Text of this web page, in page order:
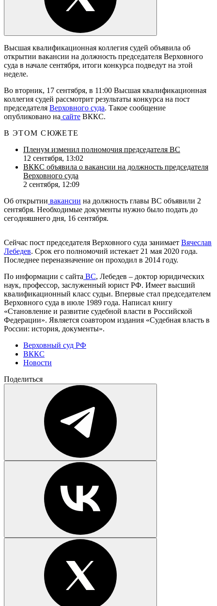
Высшая квалификационная коллегия судей объявила об
открытии вакансии на должность председателя Верховного
суда в начале сентября, итоги конкурса подведут на этой
неделе.
Во вторник, 17 сентября, в 11:00 Высшая квалификационная
коллегия судей рассмотрит результаты конкурса на пост
председателя Верховного суда. Такое сообщение
опубликовано на сайте ВККС.
В ЭТОМ СЮЖЕТЕ
Пленум изменил полномочия председателя ВС
12 сентября, 13:02
ВККС объявила о вакансии на должность председателя
Верховного суда
2 сентября, 12:09
Об открытии вакансии на должность главы ВС объявили 2
сентября. Необходимые документы нужно было подать до
сегодняшнего дня, 16 сентября.
Сейчас пост председателя Верховного суда занимает Вячеслав
Лебедев. Срок его полномочий истекает 21 мая 2020 года.
Последнее переназначение он проходил в 2014 году.
По информации с сайта ВС, Лебедев – доктор юридических
наук, профессор, заслуженный юрист РФ. Имеет высший
квалификационный класс судьи. Впервые стал председателем
Верховного суда в июле 1989 года. Написал книгу
«Становление и развитие судебной власти в Российской
Федерации». Является соавтором издания «Судебная власть в
России: история, документы».
Верховный суд РФ
ВККС
Новости
Поделиться